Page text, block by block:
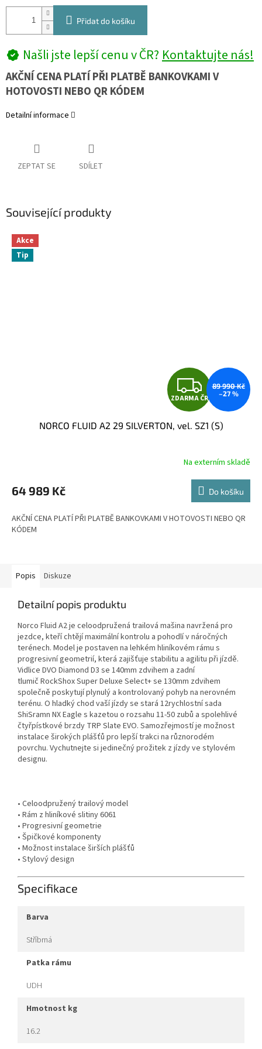
Přidat do košíku
Našli jste lepší cenu v ČR?Kontaktujte nás!
AKČNÍ CENA PLATÍ PŘI PLATBĚ BANKOVKAMI V
HOTOVOSTI NEBO QR KÓDEM
Detailní informace
ZEPTAT SE SDÍLET
Související produkty
Akce
Tip
Z
D
A
R
M
A
ZDARMA ČR
89 990 Kč
–27 %
NORCO FLUID A2 29 SILVERTON, vel. SZ1 (S)
Na externím skladě
64 989 Kč Do košíku
AKČNÍ CENA PLATÍ PŘI PLATBĚ BANKOVKAMI V HOTOVOSTI NEBO QR
KÓDEM
Popis Diskuze
Detailní popis produktu
Norco Fluid A2 je celoodpružená trailová mašina navržená pro
jezdce, kteří chtějí maximální kontrolu a pohodlí v náročných
terénech. Model je postaven na lehkém hliníkovém rámu s
progresivní geometrií, která zajišťuje stabilitu a agilitu při jízdě.
Vidlice DVO Diamond D3 se 140mm zdvihem a zadní
tlumič RockShox Super Deluxe Select+ se 130mm zdvihem
společně poskytují plynulý a kontrolovaný pohyb na nerovném
terénu. O hladký chod vaší jízdy se stará 12rychlostní sada
ShiSramn NX Eagle s kazetou o rozsahu 11-50 zubů a spolehlivé
čtyřpístkové brzdy TRP Slate EVO. Samozřejmostí je možnost
instalace širokých plášťů pro lepší trakci na různorodém
povrchu. Vychutnejte si jedinečný prožitek z jízdy ve stylovém
designu.
• Celoodpružený trailový model
• Rám z hliníkové slitiny 6061
• Progresivní geometrie
• Špičkové komponenty
• Možnost instalace širších plášťů
• Stylový design
Specifikace
barva
Stříbrná
patka rámu
UDH
hmotnost kg
16.2